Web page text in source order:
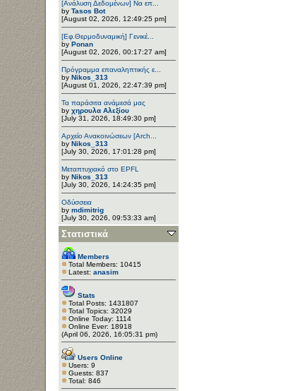
[Ανάλυση Δεδομένων] Να επ...
by Tasos Bot
[August 02, 2026, 12:49:25 pm]
[Εφ.Θερμοδυναμική] Γενικέ...
by Ponan
[August 02, 2026, 00:17:27 am]
Πρόγραμμα επαναληπτικής ε...
by Nikos_313
[August 01, 2026, 22:47:39 pm]
Τα παράσιτα ανάμεσά μας
by χηρουλα Αλεξίου
[July 31, 2026, 18:49:30 pm]
Αρχείο Ανακοινώσεων [Arch...
by Nikos_313
[July 30, 2026, 17:01:28 pm]
Μεταπτυχιακό στο EPFL
by Nikos_313
[July 30, 2026, 14:24:35 pm]
Οδύσσεια
by mdimitrig
[July 30, 2026, 09:53:33 am]
Στατιστικά
Members
Total Members: 10415
Latest: anasim
Stats
Total Posts: 1431807
Total Topics: 32029
Online Today: 1114
Online Ever: 18918
(April 06, 2026, 16:05:31 pm)
Users Online
Users: 9
Guests: 837
Total: 846